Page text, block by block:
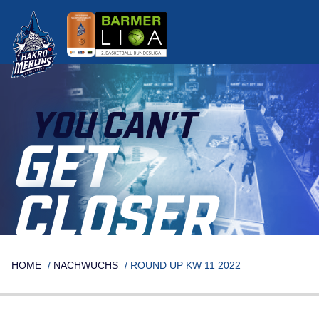
content
YOU CAN’T
GET
CLOSER
HOME / NACHWUCHS / ROUND UP KW 11 2022